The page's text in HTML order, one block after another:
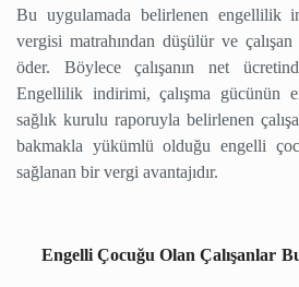
Bu uygulamada belirlenen engellilik
vergisi matrahından düşülür ve
öder. Böylece çalışanın net
Engellilik indirimi, çalışma gücünün
sağlık kurulu raporuyla belirlenen
bakmakla yükümlü olduğu engelli
sağlanan bir vergi avantajıdır.
Engelli Çocuğu Olan Çalışanlar